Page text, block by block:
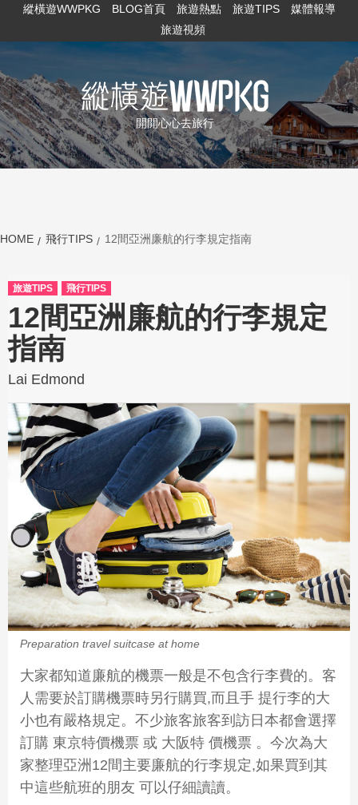
縱橫遊WWPKG BLOG首頁 旅遊熱點 旅遊TIPS
媒體報導
旅遊視頻
開開心心去旅行
HOME 飛行TIPS 12間亞洲廉航的行李規定指南
旅遊TIPS 飛行TIPS
12間亞洲廉航的行李規定
指南
Lai Edmond
Preparation travel suitcase at home
大家都知道廉航的機票一般是不包含行李費的。客
人需要於訂購機票時另行購買,而且手 提行李的大
小也有嚴格規定。不少旅客旅客到訪日本都會選擇
訂購 東京特價機票 或 大阪特 價機票 。今次為大
家整理亞洲12間主要廉航的行李規定,如果買到其
中這些航班的朋友 可以仔細讀讀。